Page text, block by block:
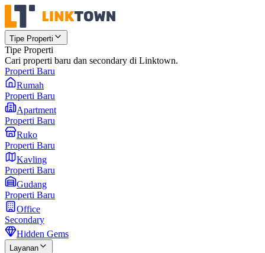
Tipe Properti
Tipe Properti
Cari properti baru dan secondary di Linktown.
Properti Baru
Rumah
Properti Baru
Apartment
Properti Baru
Ruko
Properti Baru
Kavling
Properti Baru
Gudang
Properti Baru
Office
Secondary
Hidden Gems
Layanan